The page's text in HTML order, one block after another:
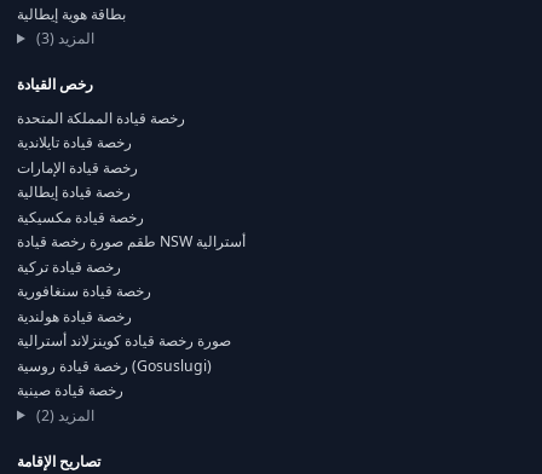
بطاقة هوية إيطالية
المزيد (3)
رخص القيادة
رخصة قيادة المملكة المتحدة
رخصة قيادة تايلاندية
رخصة قيادة الإمارات
رخصة قيادة إيطالية
رخصة قيادة مكسيكية
طقم صورة رخصة قيادة NSW أسترالية
رخصة قيادة تركية
رخصة قيادة سنغافورية
رخصة قيادة هولندية
صورة رخصة قيادة كوينزلاند أسترالية
رخصة قيادة روسية (Gosuslugi)
رخصة قيادة صينية
المزيد (2)
تصاريح الإقامة